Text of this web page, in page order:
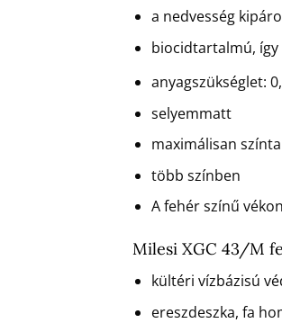
a nedvesség
biocidtartalmú,
anyagszükséglet:
selyemmatt
maximálisan
több színben
A fehér színű
Milesi XGC 43/M
kültéri vízbázisú
ereszdeszka, fa